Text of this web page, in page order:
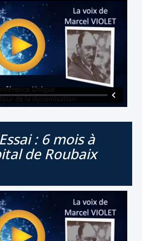
: 6 mois à
de Roubaix